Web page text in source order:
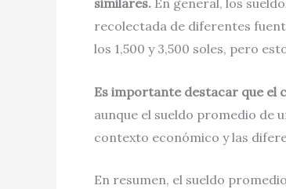
recolectada de diferentes
los 1,500 y 3,500 soles, pero
Es importante destacar que el
aunque el sueldo promedio de
contexto económico y las
En resumen, el sueldo